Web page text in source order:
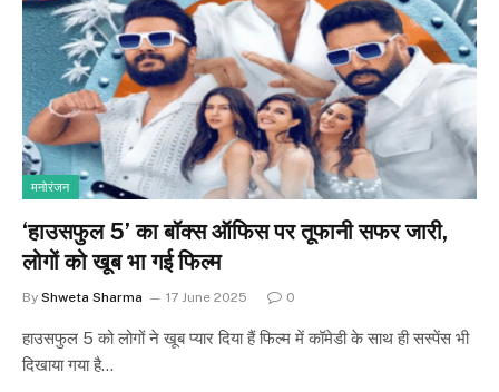
मनोरंजन
‘हाउसफुल 5’ का बॉक्स ऑफिस पर तूफानी सफर जारी,
लोगों को खूब भा गई फिल्म
By Shweta Sharma 17 June 2025 0
हाउसफुल 5 को लोगों ने खूब प्यार दिया हैं फिल्म में कॉमेडी के साथ ही सस्पेंस भी
दिखाया गया है…